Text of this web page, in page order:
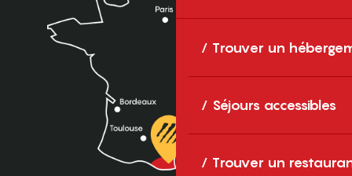
Trouver un
Séjours accessibles
Trouver un